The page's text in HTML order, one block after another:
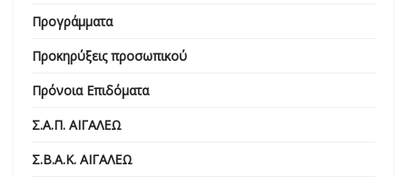
Προγράμματα
Προκηρύξεις προσωπικού
Πρόνοια Επιδόματα
Σ.Α.Π. ΑΙΓΑΛΕΩ
Σ.Β.Α.Κ. ΑΙΓΑΛΕΩ